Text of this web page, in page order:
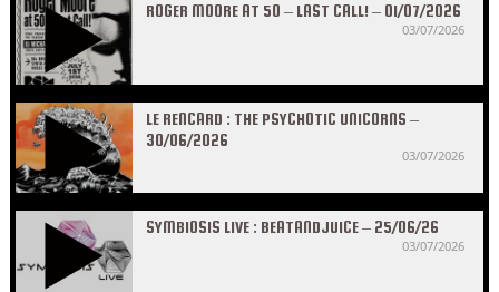
ROGER MOORE AT 50 – LAST CALL! – 01/07/2026
03/07/2026
LE RENCARD : THE PSYCHOTIC UNICORNS –
30/06/2026
03/07/2026
SYMBIOSIS LIVE : BEATANDJUICE – 25/06/26
03/07/2026